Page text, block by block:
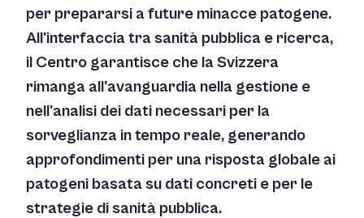
per prepararsi a future minacce patogene.
All'interfaccia tra sanità pubblica e ricerca,
il Centro garantisce che la Svizzera
rimanga all'avanguardia nella gestione e
nell'analisi dei dati necessari per la
sorveglianza in tempo reale, generando
approfondimenti per una risposta globale ai
patogeni basata su dati concreti e per le
strategie di sanità pubblica.